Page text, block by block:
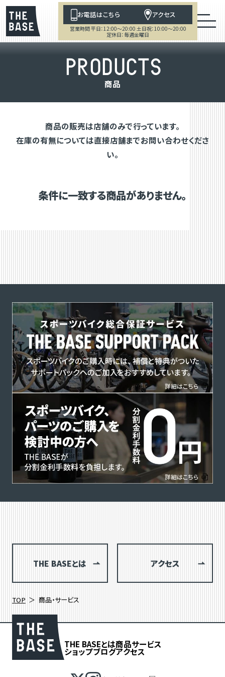
お電話はこちら アクセス
営業時間 平日：12:00～20:00 土日祝：10:00～20:00
定休日：毎週金曜日
PRODUCTS
商品
商品の販売は店舗のみで行っています。
在庫の有無については直接店舗までお問い合わせくださ
い。
条件に一致する商品がありません。
THE BASEとは アクセス
TOP 商品・サービス
THE BASEとは商品サービス
ショップブログアクセス